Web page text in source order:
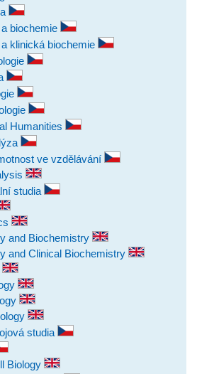
biochemie
klinická biochemie
Humanities
ve vzdělávání
studia
and Biochemistry
and Clinical Biochemistry
studia
Biology